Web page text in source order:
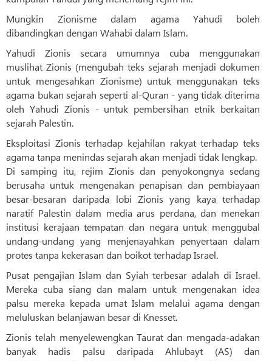
Mungkin Zionisme dalam agama Yahudi boleh
dibandingkan dengan Wahabi dalam Islam.
Yahudi Zionis secara umumnya cuba menggunakan
muslihat Zionis (mengubah teks sejarah menjadi dokumen
untuk mengesahkan Zionisme) untuk menggunakan teks
agama bukan sejarah seperti al-Quran - yang tidak diterima
oleh Yahudi Zionis - untuk pembersihan etnik berkaitan
sejarah Palestin.
Eksploitasi Zionis terhadap kejahilan rakyat terhadap teks
agama tanpa menindas sejarah akan menjadi tidak lengkap.
Di samping itu, rejim Zionis dan penyokongnya sedang
berusaha untuk mengenakan penapisan dan pembiayaan
besar-besaran daripada lobi Zionis yang kaya terhadap
naratif Palestin dalam media arus perdana, dan menekan
institusi kerajaan tempatan dan negara untuk menggubal
undang-undang yang menjenayahkan penyertaan dalam
protes tanpa kekerasan dan boikot terhadap Israel.
Pusat pengajian Islam dan Syiah terbesar adalah di Israel.
Mereka cuba siang dan malam untuk mengenakan idea
palsu mereka kepada umat Islam melalui agama dengan
meluluskan belanjawan besar di Knesset.
Zionis telah menyelewengkan Taurat dan mengada-adakan
banyak hadis palsu daripada Ahlubayt (AS) dan